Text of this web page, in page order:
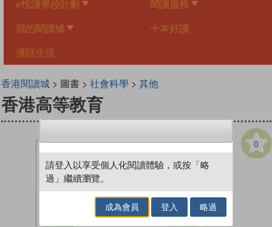
e悅讀學校計劃 閱讀服務
我的閱讀城 十本好讀
漫話生活
香港閱讀城> 圖書 > 社會科學 > 其他
香港高等教育
0
請登入以享受個人化閱讀體驗，或按「略
過」繼續瀏覽。
成為會員 登入 略過